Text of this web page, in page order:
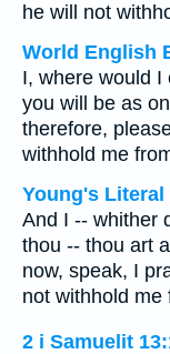
he will not
World English
I, where would I
you will be as
therefore,
withhold me
Young's Literal
And I -- whither
thou -- thou art
now, speak, I
not withhold me
2 i Samuelit